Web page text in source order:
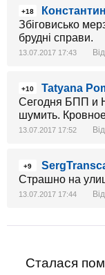
+18
Збіговисько
брудні справи.
13.07.2017 17:43
+10
Tatyana
Сегодня БПП и
шумить.
13.07.2017 17:52
+9
Страшно на
13.07.2017 17:44
Сталася